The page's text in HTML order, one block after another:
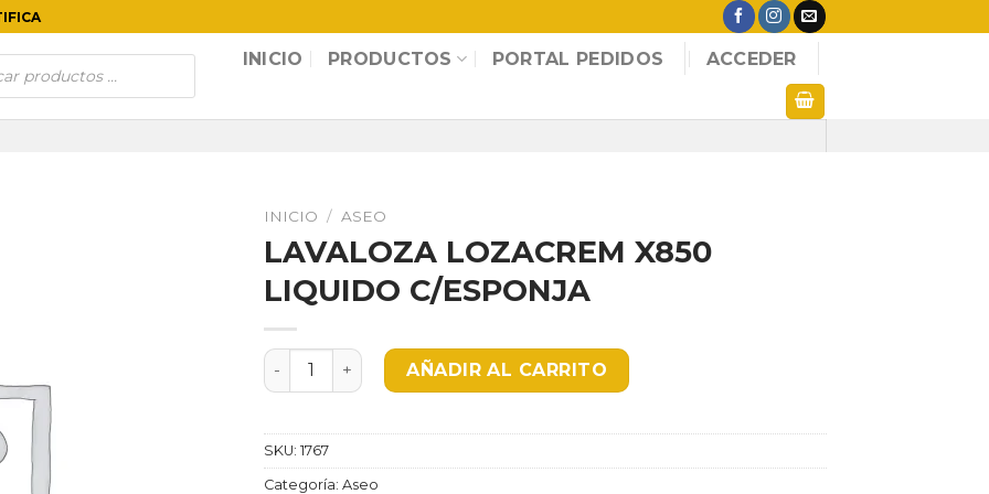
INICIO PRODUCTOS PORTAL PEDIDOS ACCEDER
INICIO / ASEO
LAVALOZA LOZACREM X850
LIQUIDO C/ESPONJA
LAVALOZA LOZACREM X850 LIQUIDO C/ESPONJA cantidad
AÑADIR AL CARRITO
SKU: 1767
Categoría: Aseo